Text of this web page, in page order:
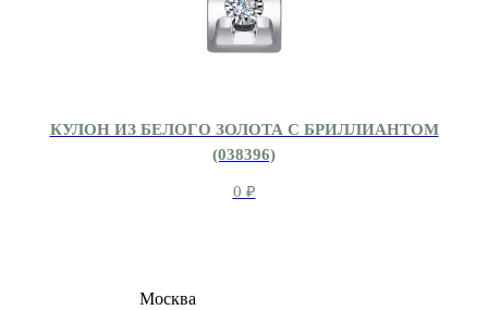
КУЛОН ИЗ БЕЛОГО ЗОЛОТА С БРИЛЛИАНТОМ
(038396)
0 ₽
Москва